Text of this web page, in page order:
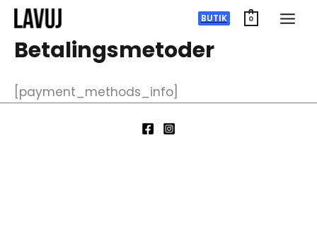
Spring
indhold
BUTIK 0
Betalingsmetoder
[payment_methods_info]